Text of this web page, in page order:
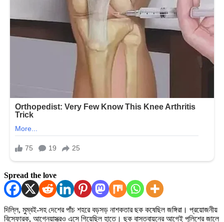
Spread the love
দিল্লি, মুম্বই-সহ দেশের পাঁচ শহরে বড়সড় নাশকতার ছক কষেছিল জঙ্গিরা। প্রয়োজনীয়
বিস্ফোরক, আগ্নেয়াস্ত্রও এসে গিয়েছিল হাতে। ছক বাস্তবায়নের আগেই পুলিশের জালে